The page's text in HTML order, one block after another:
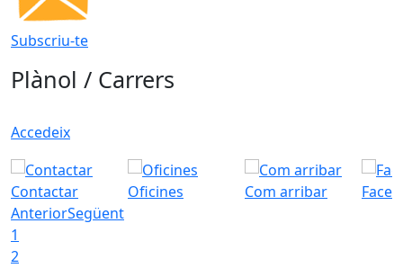
Subscriu-te
Plànol / Carrers
Accedeix
Contactar Oficines Com arribar
AnteriorSegüent
1
2